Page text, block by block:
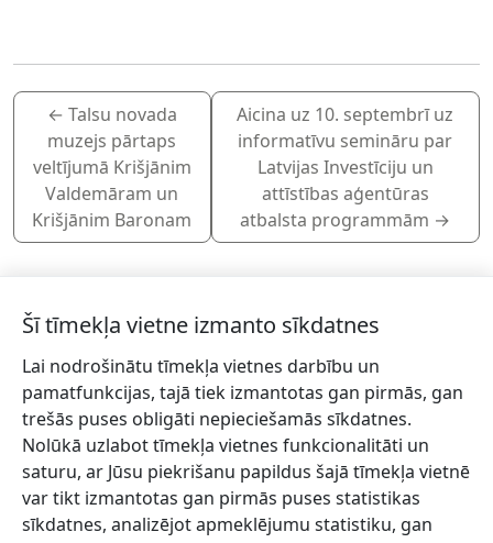
← Talsu novada
muzejs pārtaps
veltījumā Krišjānim
Valdemāram un
Krišjānim Baronam
Aicina uz 10. septembrī uz
informatīvu semināru par
Latvijas Investīciju un
attīstības aģentūras
atbalsta programmām →
Piesakies jaunumiem!
Pieraksties jaunumiem e-pastā un nepalaid garām
jaunākās aktualitātes.
Šī tīmekļa vietne izmanto sīkdatnes
Lai nodrošinātu tīmekļa vietnes darbību un
pamatfunkcijas, tajā tiek izmantotas gan pirmās, gan
trešās puses obligāti nepieciešamās sīkdatnes.
Nolūkā uzlabot tīmekļa vietnes funkcionalitāti un
saturu, ar Jūsu piekrišanu papildus šajā tīmekļa vietnē
var tikt izmantotas gan pirmās puses statistikas
sīkdatnes, analizējot apmeklējumu statistiku, gan